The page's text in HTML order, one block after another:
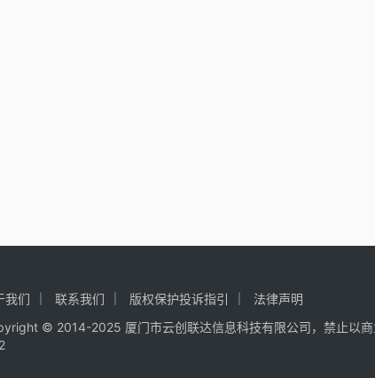
我们 联系我们 版权保护投诉指引
法律声明
© 2014-2025 厦门市云创联达信息科技有限公司，禁止以